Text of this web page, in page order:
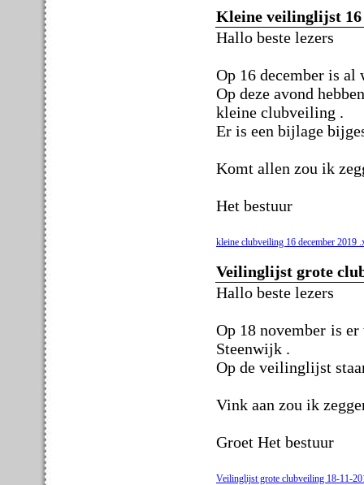
Kleine veilinglijst 16
Hallo beste lezers
Op 16 december is al
Op deze avond
kleine clubveiling .
Er is een bijlage
Komt allen zou ik
Het bestuur
kleine clubveiling 16 december 2019
Veilinglijst grote
Hallo beste lezers
Op 18 november is
Steenwijk .
Op de veilinglijst
Vink aan zou ik
Groet Het bestuur
Veilinglijst grote clubveiling 18-11-